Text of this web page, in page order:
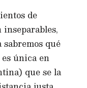
de
qué
única en
que se la